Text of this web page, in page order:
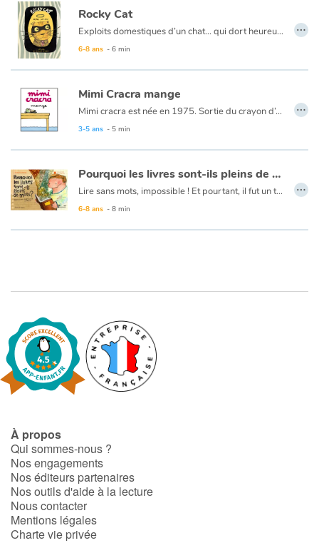
Rocky Cat
Exploits domestiques d’un chat… qui dort heureusement dix-huit heures par jour.
Le texte est en français et en anglais.
6-8 ans - 6 min
…
Mimi Cracra mange
Mimi cracra est née en 1975. Sortie du crayon d’Agnès Rosenstiehl pour le magazine “Pomme d’api”, cette petite fille aux joues roses et cheveux bruns à laquelle il est facile de s’identifier nous entraîne avec humour dans ses aventures quotidiennes.
3-5 ans - 5 min
…
Pourquoi les livres sont-ils pleins de mots ?
Lire sans mots, impossible ! Et pourtant, il fut un temps où les livres étaient si blancs qu'ils ne pouvaient se lire avec les yeux, mais avec l'imagination...
6-8 ans - 8 min
…
À propos
Qui sommes-nous ?
Nos engagements
Nos éditeurs partenaires
Nos outils d'aide à la lecture
Nous contacter
Mentions légales
Charte vie privée